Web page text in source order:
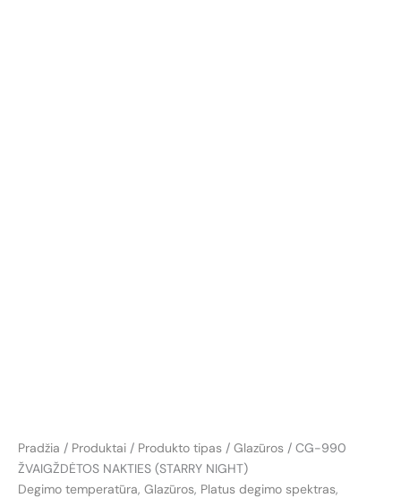
Pradžia / Produktai / Produkto tipas / Glazūros / CG-990
ŽVAIGŽDĖTOS NAKTIES (STARRY NIGHT)
Degimo temperatūra, Glazūros, Platus degimo spektras,